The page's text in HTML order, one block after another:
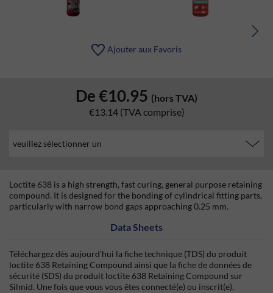
Ajouter aux Favoris
De€10.95 (hors TVA)
€13.14 (TVA comprise)
Loctite 638 is a high strength, fast curing, general purpose retaining
compound. It is designed for the bonding of cylindrical fitting parts,
particularly with narrow bond gaps approaching 0.25 mm.
Data Sheets
Téléchargez dès aujourd'hui la fiche technique (TDS) du produit
loctite 638 Retaining Compound ainsi que la fiche de données de
sécurité (SDS) du produit loctite 638 Retaining Compound sur
Silmid. Une fois que vous vous êtes connecté(e) ou inscrit(e),